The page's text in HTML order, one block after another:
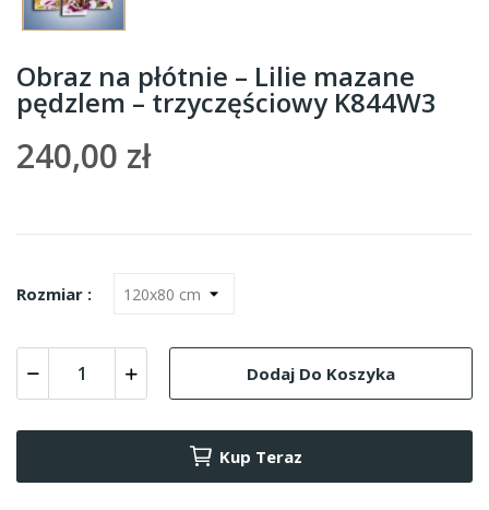
Obraz na płótnie – Lilie mazane
pędzlem – trzyczęściowy K844W3
240,00 zł
Rozmiar :
Dodaj Do Koszyka
Kup Teraz